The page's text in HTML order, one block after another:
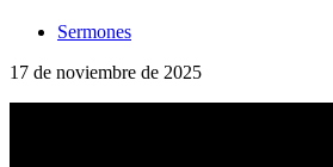
Sermones
17 de noviembre de 2025